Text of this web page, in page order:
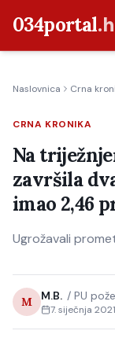
034portal
Crna kronika
Poljoprivreda
Politika
Gospodarstvo
Život
Kultura
Sport
Naslovnica Crna
CRNA KRONIKA
Na
završila
imao 2,46
Ugrožavali
M M.B. / PU
7. siječnja